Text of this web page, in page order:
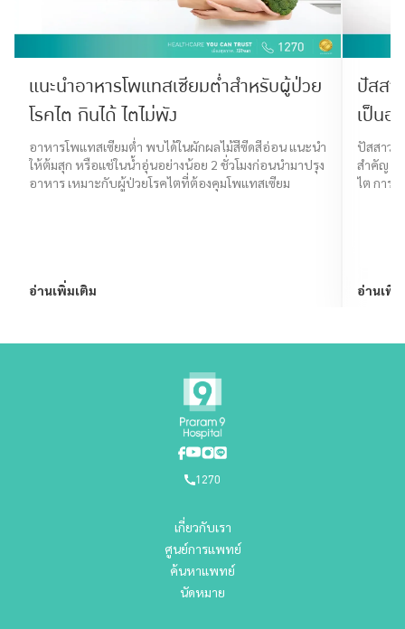
แนะนำอาหารโพแทสเซียมต่ำสำหรับผู้ป่วย
โรคไต กินได้ ไตไม่พัง
อาหารโพแทสเซียมต่ำ พบได้ในผักผลไม้สีซีดสีอ่อน แนะนำ
ให้ต้มสุก หรือแช่ในน้ำอุ่นอย่างน้อย 2 ชั่วโมงก่อนนำมาปรุง
อาหาร เหมาะกับผู้ป่วยโรคไตที่ต้องคุมโพแทสเซียม
อ่านเพิ่มเติม
ปัสสา
เป็นอ
ปัสสาว
สำคัญ ส
ไต การ
อ่านเพิ่
1270
เกี่ยวกับเรา
ศูนย์การแพทย์
ค้นหาแพทย์
นัดหมาย